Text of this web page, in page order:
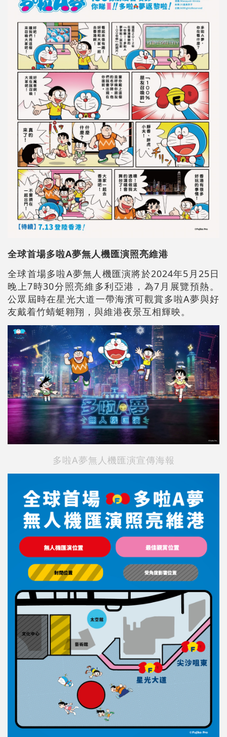
全球首場多啦A夢無人機匯演照亮維港
全球首場多啦A夢無人機匯演將於2024年5月25日
晚上7時30分照亮維多利亞港，為7月展覽預熱。
公眾屆時在星光大道一帶海濱可觀賞多啦A夢與好
友戴着竹蜻蜓翱翔，與維港夜景互相輝映。
多啦A夢無人機匯演宣傳海報